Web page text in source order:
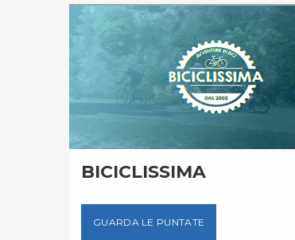
BICICLISSIMA
GUARDA LE PUNTATE